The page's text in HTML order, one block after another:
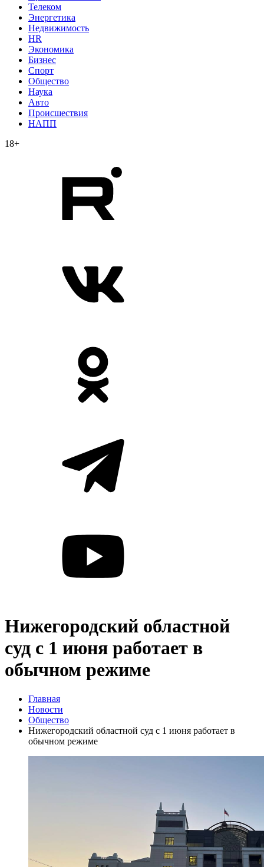
Телеком
Энергетика
Недвижимость
HR
Экономика
Бизнес
Спорт
Общество
Наука
Авто
Происшествия
НАПП
18+
Нижегородский областной
суд с 1 июня работает в
обычном режиме
Главная
Новости
Общество
Нижегородский областной суд с 1 июня работает в
обычном режиме